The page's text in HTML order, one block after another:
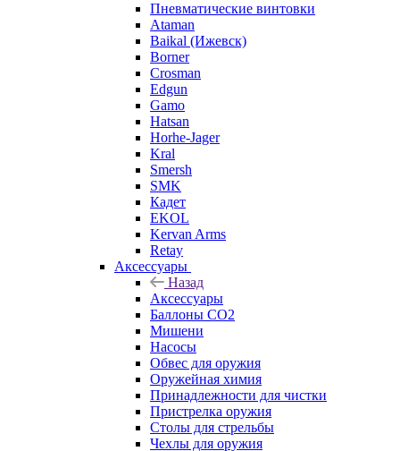
Пневматические винтовки
Ataman
Baikal (Ижевск)
Borner
Crosman
Edgun
Gamo
Hatsan
Horhe-Jager
Kral
Smersh
SMK
Кадет
EKOL
Kervan Arms
Retay
Аксессуары
Назад
Аксессуары
Баллоны СО2
Мишени
Насосы
Обвес для оружия
Оружейная химия
Принадлежности для чистки
Пристрелка оружия
Столы для стрельбы
Чехлы для оружия